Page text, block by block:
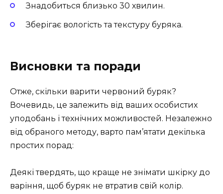
Знадобиться близько 30 хвилин.
Зберігає вологість та текстуру буряка.
Висновки та поради
Отже, скільки варити червоний буряк?
Вочевидь, це залежить від ваших особистих
уподобань і технічних можливостей. Незалежно
від обраного методу, варто пам’ятати декілька
простих порад:
Деякі твердять, що краще не знімати шкірку до
варіння, щоб буряк не втратив свій колір.